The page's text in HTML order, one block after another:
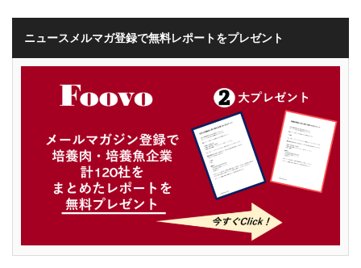
ニュースメルマガ登録で無料レポートをプレゼント